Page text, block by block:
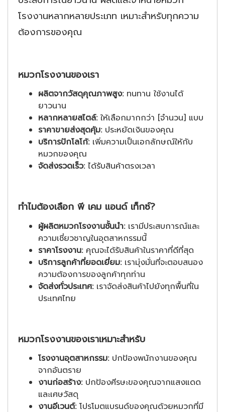
โรงงานหลากหลายประเภท เหมาะสำหรับทุกความ
ต้องการของคุณ
หมวกโรงงานของเรา
ผลิตจากวัสดุคุณภาพสูง:ทนทาน ใช้งานได้
ยาวนาน
หลากหลายสไตล์:ให้เลือกมากกว่า [จำนวน] แบบ
ราคาขายส่งสุดคุ้ม:ประหยัดเงินของคุณ
บริการปักโลโก้:เพิ่มความเป็นเอกลักษณ์ให้กับ
หมวกของคุณ
จัดส่งรวดเร็ว:ได้รับสินค้าตรงเวลา
ทำไมต้องเลือก พี เคม แอนด์ เท็กซ์?
ผู้ผลิตหมวกโรงงานชั้นนำ:เรามีประสบการณ์และ
ความเชี่ยวชาญในอุตสาหกรรมนี้
ราคาโรงงาน:คุณจะได้รับสินค้าในราคาที่ดีที่สุด
บริการลูกค้าที่ยอดเยี่ยม:เรามุ่งมั่นที่จะตอบสนอง
ความต้องการของลูกค้าทุกท่าน
จัดส่งทั่วประเทศ:เราจัดส่งสินค้าไปยังทุกพื้นที่ใน
ประเทศไทย
หมวกโรงงานของเราเหมาะสำหรับ
โรงงานอุตสาหกรรม:ปกป้องพนักงานของคุณ
จากอันตราย
งานก่อสร้าง:ปกป้องศีรษะของคุณจากแสงแดด
และเศษวัสดุ
งานอีเวนต์:โปรโมตแบรนด์ของคุณด้วยหมวกที่มี